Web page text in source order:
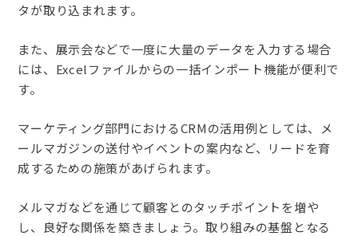
タが取り込まれます。
また、展示会などで一度に大量のデータを入力する場合
には、Excelファイルからの一括インポート機能が便利で
す。
マーケティング部門におけるCRMの活用例としては、メ
ールマガジンの送付やイベントの案内など、リードを育
成するための施策があげられます。
メルマガなどを通じて顧客とのタッチポイントを増や
し、良好な関係を築きましょう。取り組みの基盤となる